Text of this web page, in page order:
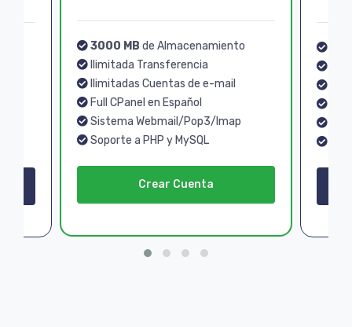
3000 MB de Almacenamiento
Ilimitada Transferencia
Ilimitadas Cuentas de e-mail
Full CPanel en Español
Sistema Webmail/Pop3/Imap
Soporte a PHP y MySQL
Crear Cuenta